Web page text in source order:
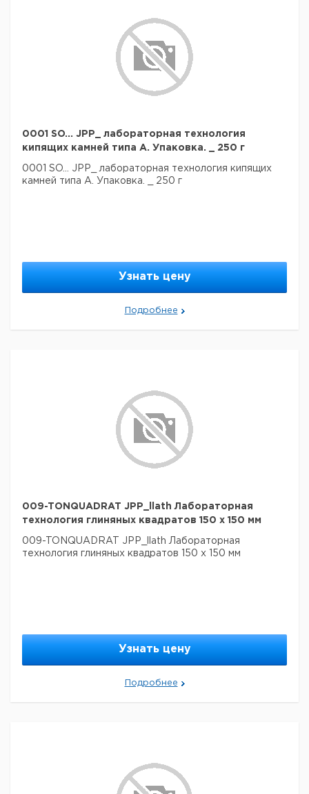
0001 SO... JPP_ лабораторная технология
кипящих камней типа А. Упаковка. _ 250 г
0001 SO... JPP_ лабораторная технология кипящих
камней типа А. Упаковка. _ 250 г
Узнать цену
Подробнее
009-TONQUADRAT JPP_llath Лабораторная
технология глиняных квадратов 150 х 150 мм
009-TONQUADRAT JPP_llath Лабораторная
технология глиняных квадратов 150 х 150 мм
Узнать цену
Подробнее